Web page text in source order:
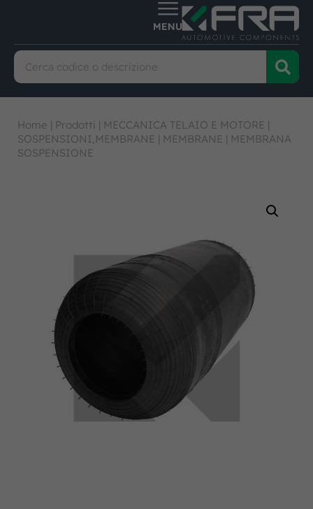
Home | Prodotti | MECCANICA TELAIO E MOTORE |
SOSPENSIONI,MEMBRANE | MEMBRANE | MEMBRANA
SOSPENSIONE